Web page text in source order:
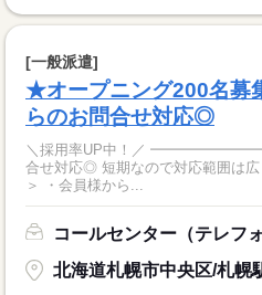
[一般派遣]
★オープニング200名募
らのお問合せ対応◎
＼採用率UP中！／ ━━━━━━━━ ◎アプリの会員様からのお
合せ対応◎ 短期なので対応範囲は広くありません♪ ＜具体的には…
＞ ・会員様から...
コールセンター（テレフ
北海道札幌市中央区/札幌